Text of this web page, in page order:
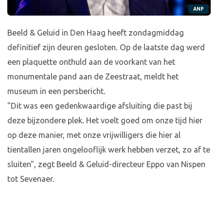
ANP
Beeld & Geluid in Den Haag heeft zondagmiddag
definitief zijn deuren gesloten. Op de laatste dag werd
een plaquette onthuld aan de voorkant van het
monumentale pand aan de Zeestraat, meldt het
museum in een persbericht.
"Dit was een gedenkwaardige afsluiting die past bij
deze bijzondere plek. Het voelt goed om onze tijd hier
op deze manier, met onze vrijwilligers die hier al
tientallen jaren ongelooflijk werk hebben verzet, zo af te
sluiten", zegt Beeld & Geluid-directeur Eppo van Nispen
tot Sevenaer.